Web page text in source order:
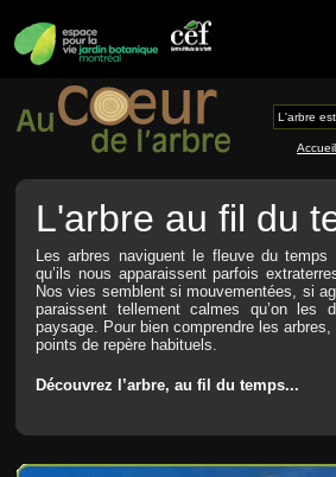
L'arbre
Accueil
L'arbre au fil du
Les arbres naviguent le fleuve du
qu’ils nous apparaissent parfois
Nos vies semblent si mouvementées, si
paraissent tellement calmes qu’on les
paysage. Pour bien comprendre les
points de repère habituels.
Découvrez l’arbre, au fil du temps...